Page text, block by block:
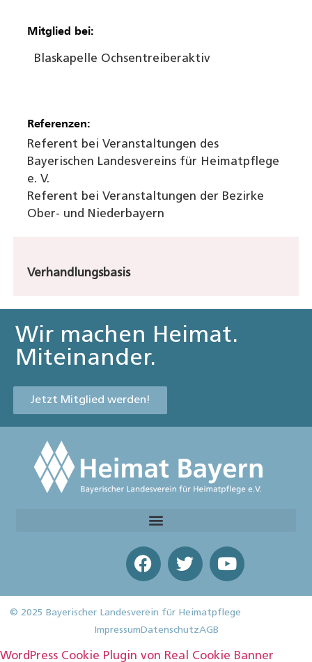
Mitglied bei:
Blaskapelle Ochsentreiberaktiv
Referenzen:
Referent bei Veranstaltungen des
Bayerischen Landesvereins für Heimatpflege
e. V.
Referent bei Veranstaltungen der Bezirke
Ober- und Niederbayern
Verhandlungsbasis
Wir machen Heimat.
Miteinander.
Jetzt Mitglied werden!
© 2025 Bayerischer Landesverein für Heimatpflege
Impressum DatenschutzAGB
WordPress Cookie Plugin von Real Cookie Banner